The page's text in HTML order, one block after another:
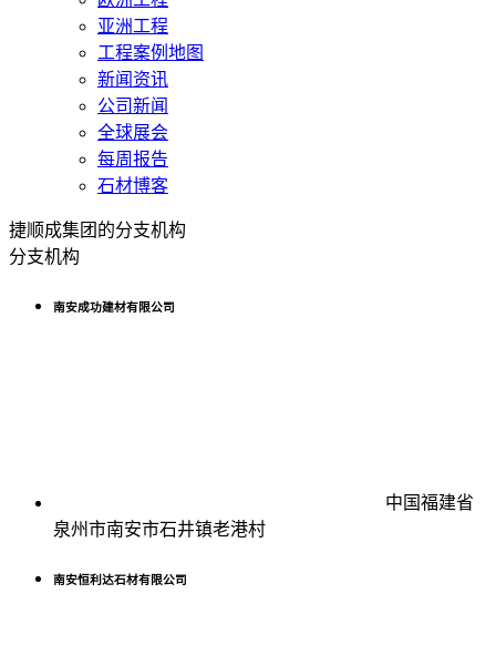
亚洲工程
工程案例地图
新闻资讯
公司新闻
全球展会
每周报告
石材博客
捷顺成集团的分支机构
分支机构
南安成功建材有限公司
中国福建省
泉州市南安市石井镇老港村
南安恒利达石材有限公司